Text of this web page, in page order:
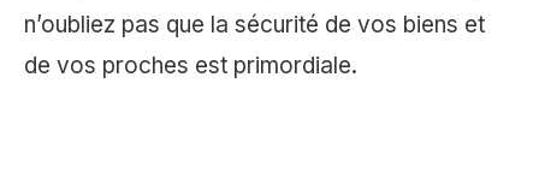
n’oubliez pas que la sécurité de vos biens et
de vos proches est primordiale.